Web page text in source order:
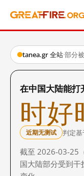
tanea.gr 全站·部分
在中国大陆能
时好
近期无测试 判定基
截至 2026-03-25
国大陆部分受到